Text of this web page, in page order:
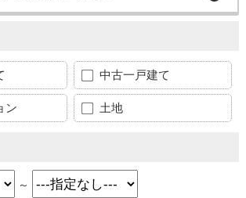
中古一戸建て
ン 土地
～